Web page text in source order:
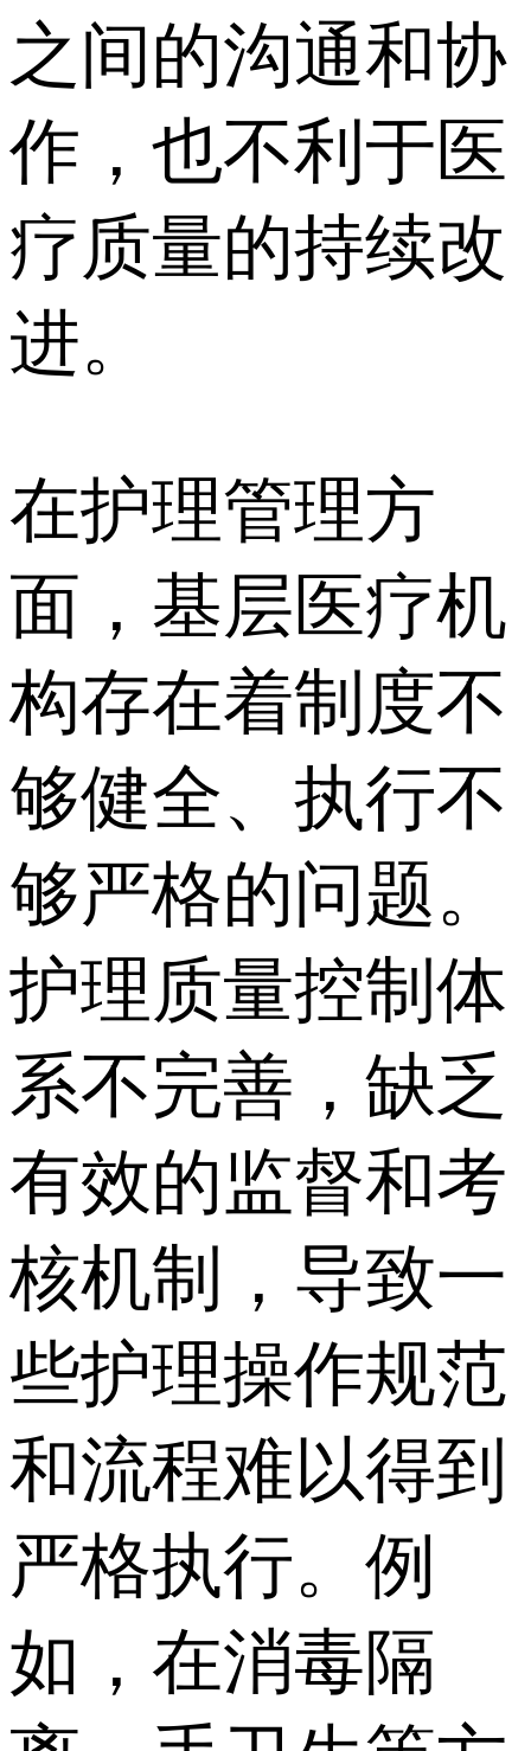
之间的沟通和协
作，也不利于医
疗质量的持续改
进。
在护理管理方
面，基层医疗机
构存在着制度不
够健全、执行不
够严格的问题。
护理质量控制体
系不完善，缺乏
有效的监督和考
核机制，导致一
些护理操作规范
和流程难以得到
严格执行。例
如，在消毒隔